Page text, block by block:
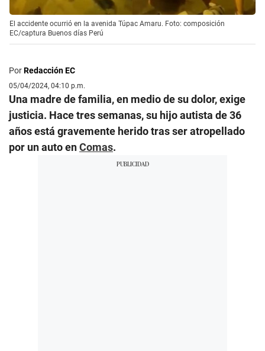
El accidente ocurrió en la avenida Túpac Amaru. Foto: composición
EC/captura Buenos días Perú
PorRedacción EC
05/04/2024, 04:10 p.m.
Una madre de familia, en medio de su dolor, exige
justicia. Hace tres semanas, su hijo autista de 36
años está gravemente herido tras ser atropellado
por un auto enComas.